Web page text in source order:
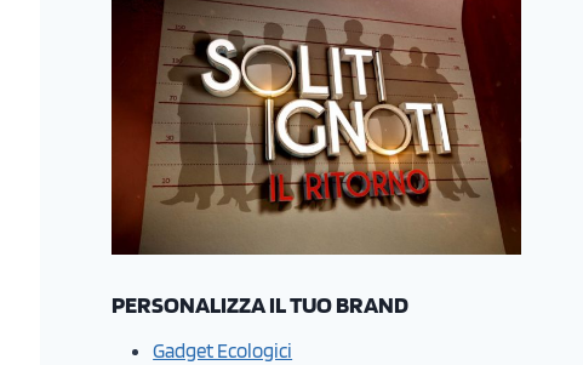
PERSONALIZZA IL TUO BRAND
Gadget Ecologici